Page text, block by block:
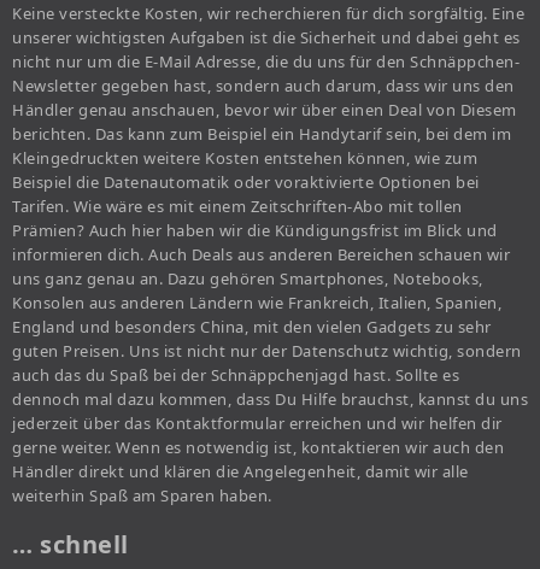
Keine versteckte Kosten, wir recherchieren für dich sorgfältig. Eine
unserer wichtigsten Aufgaben ist die Sicherheit und dabei geht es
nicht nur um die E-Mail Adresse, die du uns für den Schnäppchen-
Newsletter gegeben hast, sondern auch darum, dass wir uns den
Händler genau anschauen, bevor wir über einen Deal von Diesem
berichten. Das kann zum Beispiel ein Handytarif sein, bei dem im
Kleingedruckten weitere Kosten entstehen können, wie zum
Beispiel die Datenautomatik oder voraktivierte Optionen bei
Tarifen. Wie wäre es mit einem Zeitschriften-Abo mit tollen
Prämien? Auch hier haben wir die Kündigungsfrist im Blick und
informieren dich. Auch Deals aus anderen Bereichen schauen wir
uns ganz genau an. Dazu gehören Smartphones, Notebooks,
Konsolen aus anderen Ländern wie Frankreich, Italien, Spanien,
England und besonders China, mit den vielen Gadgets zu sehr
guten Preisen. Uns ist nicht nur der Datenschutz wichtig, sondern
auch das du Spaß bei der Schnäppchenjagd hast. Sollte es
dennoch mal dazu kommen, dass Du Hilfe brauchst, kannst du uns
jederzeit über das Kontaktformular erreichen und wir helfen dir
gerne weiter. Wenn es notwendig ist, kontaktieren wir auch den
Händler direkt und klären die Angelegenheit, damit wir alle
weiterhin Spaß am Sparen haben.
… schnell